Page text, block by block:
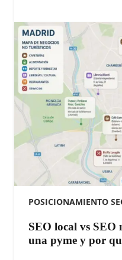
POSICIONAMIENTO
SEO local vs SEO
una pyme y por